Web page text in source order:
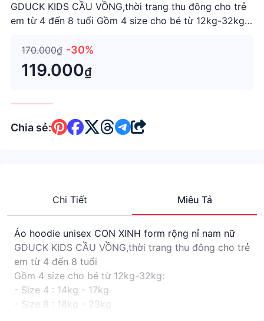
GDUCK KIDS CẦU VỒNG,thời trang thu đông cho trẻ
em từ 4 đến 8 tuổi Gồm 4 size cho bé từ 12kg-32kg:
24kg - 28kg - Size 12 : 29kg - 32kg Chất liệu : N
170.000₫ -30%
119.000₫
Chia sẻ:
Chi Tiết Miêu Tả
Áo hoodie unisex CON XINH form rộng nỉ nam nữ
GDUCK KIDS CẦU VỒNG,thời trang thu đông cho trẻ
em từ 4 đến 8 tuổi
Gồm 4 size cho bé từ 12kg-32kg:
- Size 4 : 14kg - 17kg
- Size 8 : 18kg - 23kg